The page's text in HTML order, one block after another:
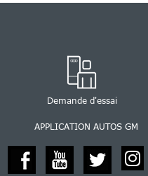
Demande d'essai
APPLICATION AUTOS GM